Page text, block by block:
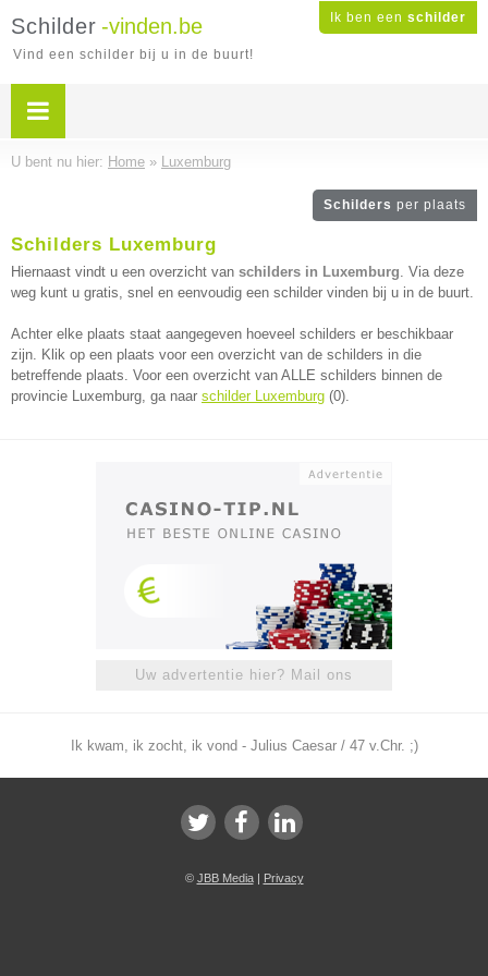
Ik ben een schilder
Schilder -vinden.be
Vind een schilder bij u in de buurt!
U bent nu hier: Home » Luxemburg
Schilders per plaats
Schilders Luxemburg
Hiernaast vindt u een overzicht van schilders in Luxemburg. Via deze
weg kunt u gratis, snel en eenvoudig een schilder vinden bij u in de buurt.
Achter elke plaats staat aangegeven hoeveel schilders er beschikbaar
zijn. Klik op een plaats voor een overzicht van de schilders in die
betreffende plaats. Voor een overzicht van ALLE schilders binnen de
provincie Luxemburg, ga naar schilder Luxemburg (0).
Uw advertentie hier? Mail ons
Ik kwam, ik zocht, ik vond - Julius Caesar / 47 v.Chr. ;)
© JBB Media| Privacy